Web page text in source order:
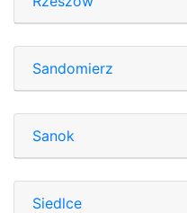
Sandomierz
Sanok
Siedlce